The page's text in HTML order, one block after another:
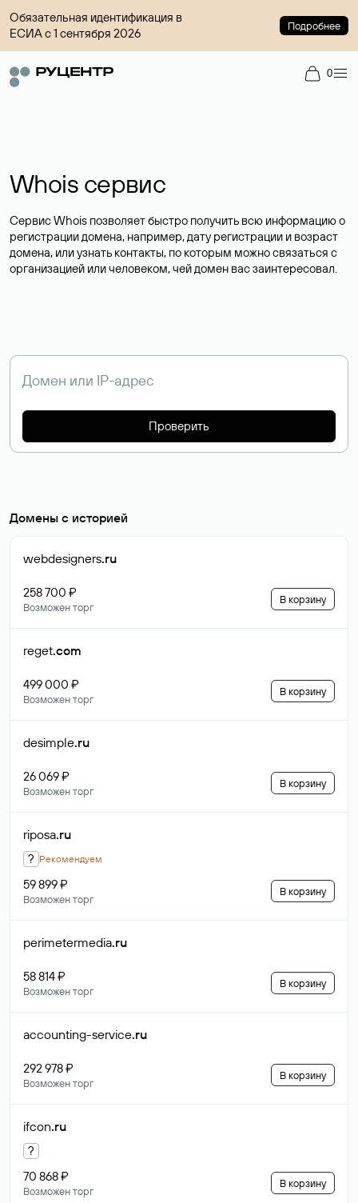
Обязательная идентификация в
ЕСИА с 1 сентября 2026
Подробнее
0
Whois сервис
Сервис Whois позволяет быстро получить всю информацию о
регистрации домена, например, дату регистрации и возраст
домена, или узнать контакты, по которым можно связаться с
организацией или человеком, чей домен вас заинтересовал.
Проверить
Домены с историей
webdesigners.ru
258 700 ₽
Возможен торг
В корзину
reget.com
499 000 ₽
Возможен торг
В корзину
desimple.ru
26 069 ₽
Возможен торг
В корзину
riposa.ru
? Рекомендуем
59 899 ₽
Возможен торг
В корзину
perimetermedia.ru
58 814 ₽
Возможен торг
В корзину
accounting-service.ru
292 978 ₽
Возможен торг
В корзину
ifcon.ru
?
70 868 ₽
Возможен торг
В корзину